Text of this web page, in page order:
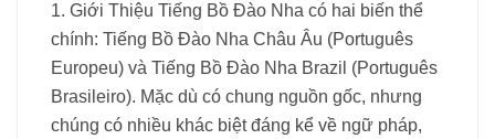
1. Giới Thiệu Tiếng Bồ Đào Nha có hai biến thể
chính: Tiếng Bồ Đào Nha Châu Âu (Português
Europeu) và Tiếng Bồ Đào Nha Brazil (Português
Brasileiro). Mặc dù có chung nguồn gốc, nhưng
chúng có nhiều khác biệt đáng kể về ngữ pháp,